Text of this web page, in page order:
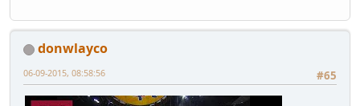
donwlayco
#65
06-09-2015, 08:58:56